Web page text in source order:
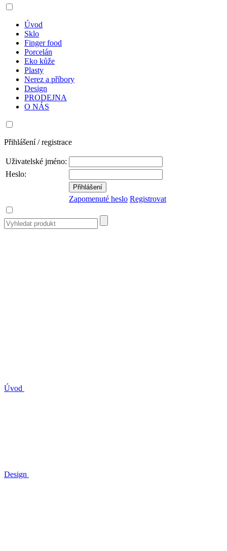
Úvod
Sklo
Finger food
Porcelán
Eko kůže
Plasty
Nerez a příbory
Design
PRODEJNA
O NÁS
Přihlášení / registrace
Uživatelské jméno:
Heslo:
Zapomenuté heslo Registrovat
Úvod
Design